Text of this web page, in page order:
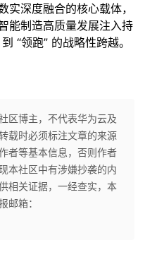
深度融合的核心载体，
能制造高质量发展注入持
“领跑” 的战略性跨越。
区博主，不代表华为云及
载时必须标注文章的来源
者等基本信息，否则作者
本社区中有涉嫌抄袭的内
相关证据，一经查实，本
邮箱：